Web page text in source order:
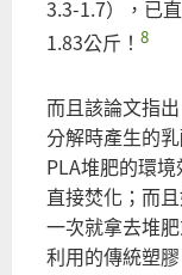
3.3-1.7），已
1.83公斤！ 8
而且該論文指
分解時產生的
PLA堆肥的環
直接焚化；而
一次就拿去堆
利用的傳統塑膠